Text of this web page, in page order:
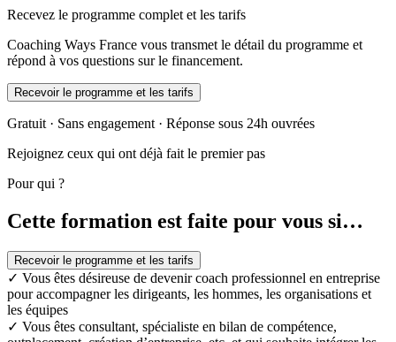
Recevez le programme complet et les tarifs
Coaching Ways France vous transmet le détail du programme et
répond à vos questions sur le financement.
Recevoir le programme et les tarifs
Gratuit · Sans engagement · Réponse sous 24h ouvrées
Rejoignez ceux qui ont déjà fait le premier pas
Pour qui ?
Cette formation est faite pour vous si…
Recevoir le programme et les tarifs
✓ Vous êtes désireuse de devenir coach professionnel en entreprise
pour accompagner les dirigeants, les hommes, les organisations et
les équipes
✓ Vous êtes consultant, spécialiste en bilan de compétence,